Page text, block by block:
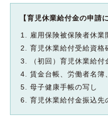
【育児休業給付金の申請
雇用保険被保険者休業
育児休業給付受給資格
（初回）育児休業給
賃金台帳、労働者名簿
母子健康手帳の写し
育児休業給付金振込先